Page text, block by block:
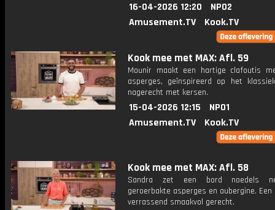
16-04-2026 12:20
NPO2
Amusement.TV
Kook.TV
Kook mee met MAX: Afl. 59
Mounir maakt een hartige clafoutis
asperges, geïnspireerd op het
nagerecht met kersen.
15-04-2026 12:15
NPO1
Amusement.TV
Kook.TV
Kook mee met MAX: Afl. 58
Sandra zet een bord noedels
geroerbakte asperges en aubergine.
verrassend smaakvol gerecht.